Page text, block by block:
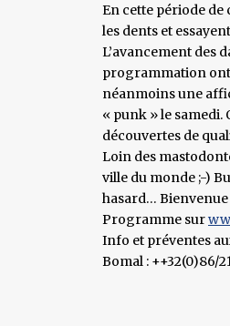
En cette période de
les dents et
L’avancement des
programmation ont
néanmoins une
« punk » le
découvertes de
Loin des
ville du monde ;-)
hasard… Bienvenue
Programme sur
Info et préventes
Bomal : ++32(0)86/